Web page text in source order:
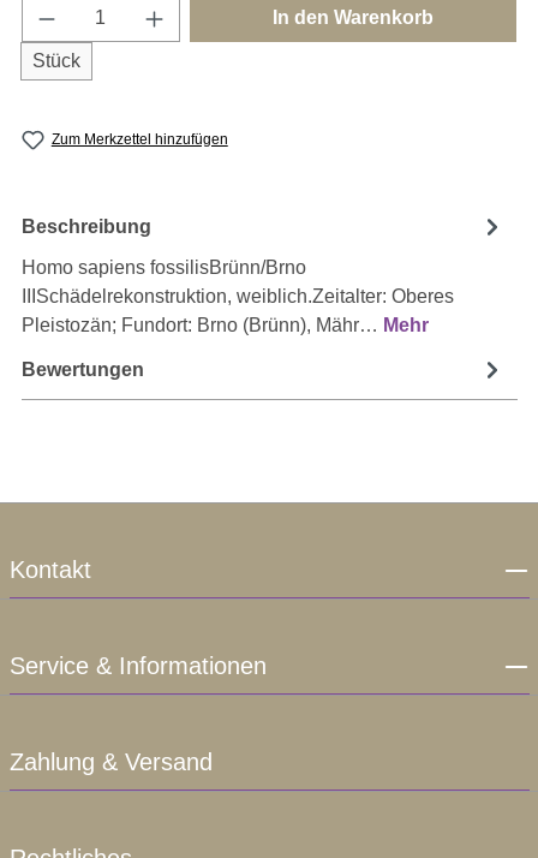
Produkt Anzahl: Gib den gewünschten
Stück
In den Warenkorb
Zum Merkzettel hinzufügen
Beschreibung
Homo sapiens fossilisBrünn/Brno
IIISchädelrekonstruktion, weiblich.Zeitalter: Oberes
Pleistozän; Fundort: Brno (Brünn), Mähr… Mehr
Bewertungen
Kontakt
Service & Informationen
Zahlung & Versand